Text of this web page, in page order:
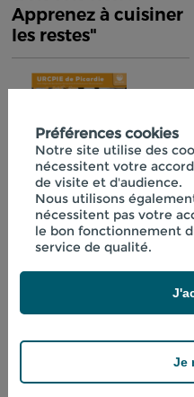
Apprenez à cuisiner
les restes"
Fiche technique
n°40 "Initiation à la
lactofermentation"
Préférences cookies
Notre site utilise des
nécessitent votre
de visite et d'audience.
Nous utilisons
nécessitent pas votre
le bon fonctionnement
service de qualité.
Je